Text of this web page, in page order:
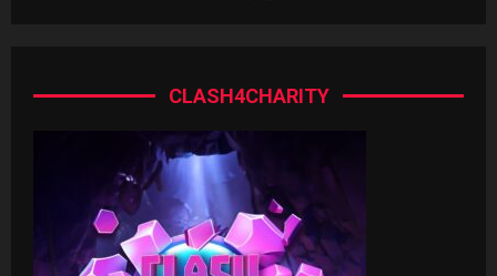
CLASH4CHARITY